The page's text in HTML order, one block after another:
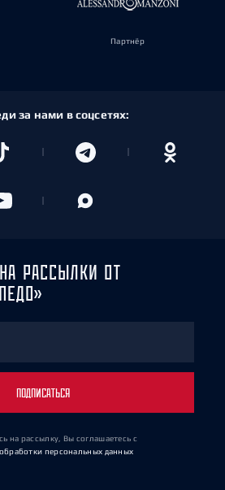
Партнёр
за нами в соцсетях:
РАССЫЛКИ ОТ
ПОДПИСАТЬСЯ
на рассылку, Вы соглашаетесь с
персональных данных